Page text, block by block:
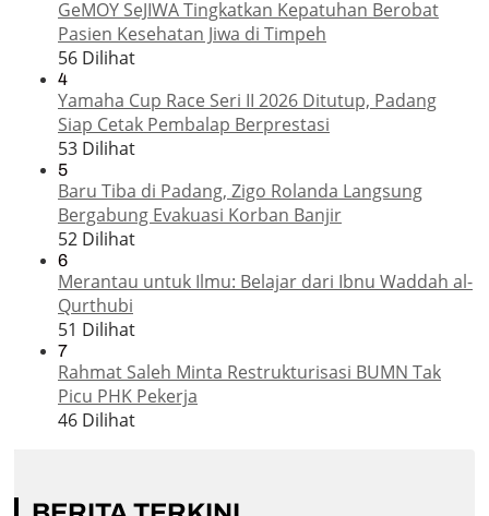
GeMOY SeJIWA Tingkatkan Kepatuhan Berobat
Pasien Kesehatan Jiwa di Timpeh
56 Dilihat
4
Yamaha Cup Race Seri II 2026 Ditutup, Padang
Siap Cetak Pembalap Berprestasi
53 Dilihat
5
Baru Tiba di Padang, Zigo Rolanda Langsung
Bergabung Evakuasi Korban Banjir
52 Dilihat
6
Merantau untuk Ilmu: Belajar dari Ibnu Waddah al-
Qurthubi
51 Dilihat
7
Rahmat Saleh Minta Restrukturisasi BUMN Tak
Picu PHK Pekerja
46 Dilihat